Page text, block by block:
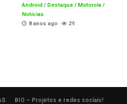
Android / Destaque / Motorola /
Notícias
8 anos ago
29
BIO – Projetos e redes sociais!